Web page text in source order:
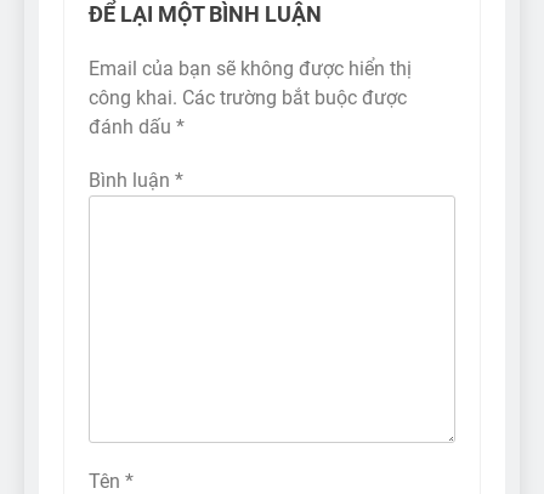
ĐỂ LẠI MỘT BÌNH LUẬN
Email của bạn sẽ không được hiển thị
công khai. Các trường bắt buộc được
đánh dấu *
Bình luận *
Tên *